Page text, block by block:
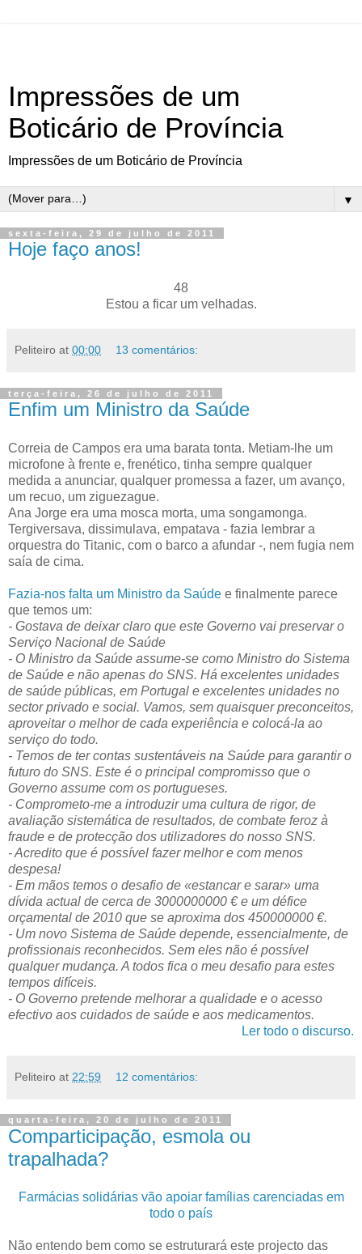
Impressões de um
Boticário de Província
Impressões de um Boticário de Província
▼
sexta-feira, 29 de julho de 2011
Hoje faço anos!
48
Estou a ficar um velhadas.
Peliteiro at 00:00 13 comentários:
terça-feira, 26 de julho de 2011
Enfim um Ministro da Saúde
Correia de Campos era uma barata tonta. Metiam-lhe um
microfone à frente e, frenético, tinha sempre qualquer
medida a anunciar, qualquer promessa a fazer, um avanço,
um recuo, um ziguezague.
Ana Jorge era uma mosca morta, uma songamonga.
Tergiversava, dissimulava, empatava - fazia lembrar a
orquestra do Titanic, com o barco a afundar -, nem fugia nem
saía de cima.
Fazia-nos falta um Ministro da Saúde e finalmente parece
que temos um:
- Gostava de deixar claro que este Governo vai preservar o
Serviço Nacional de Saúde
- O Ministro da Saúde assume-se como Ministro do Sistema
de Saúde e não apenas do SNS. Há excelentes unidades
de saúde públicas, em Portugal e excelentes unidades no
sector privado e social. Vamos, sem quaisquer preconceitos,
aproveitar o melhor de cada experiência e colocá-la ao
serviço do todo.
- Temos de ter contas sustentáveis na Saúde para garantir o
futuro do SNS. Este é o principal compromisso que o
Governo assume com os portugueses.
- Comprometo-me a introduzir uma cultura de rigor, de
avaliação sistemática de resultados, de combate feroz à
fraude e de protecção dos utilizadores do nosso SNS.
- Acredito que é possível fazer melhor e com menos
despesa!
- Em mãos temos o desafio de «estancar e sarar» uma
dívida actual de cerca de 3000000000 € e um défice
orçamental de 2010 que se aproxima dos 450000000 €.
- Um novo Sistema de Saúde depende, essencialmente, de
profissionais reconhecidos. Sem eles não é possível
qualquer mudança. A todos fica o meu desafio para estes
tempos difíceis.
- O Governo pretende melhorar a qualidade e o acesso
efectivo aos cuidados de saúde e aos medicamentos.
Ler todo o discurso.
Peliteiro at 22:59 12 comentários:
quarta-feira, 20 de julho de 2011
Comparticipação, esmola ou
trapalhada?
Farmácias solidárias vão apoiar famílias carenciadas em
todo o país
Não entendo bem como se estruturará este projecto das